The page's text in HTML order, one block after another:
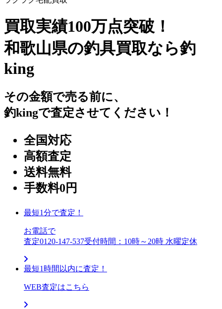
買取実績100万点突破！
和歌山県の釣具買取なら釣
king
その金額で売る前に、
釣kingで査定させてください！
全国対応
高額査定
送料無料
手数料0円
最短1分で査定！
お電話で
査定0120-147-537受付時間：10時～20時 水曜定休
最短1時間以内に査定！
WEB査定はこちら